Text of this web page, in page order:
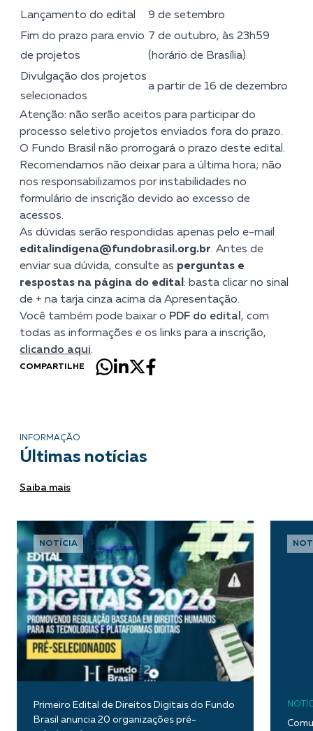
Lançamento do edital
9 de setembro
Fim do prazo para envio
de projetos
7 de outubro, às 23h59
(horário de Brasília)
Divulgação dos projetos
selecionados
a partir de 16 de dezembro
Atenção: não serão aceitos para participar do
processo seletivo projetos enviados fora do prazo.
O Fundo Brasil não prorrogará o prazo deste edital.
Recomendamos não deixar para a última hora; não
nos responsabilizamos por instabilidades no
formulário de inscrição devido ao excesso de
acessos.
As dúvidas serão respondidas apenas pelo e-mail
editalindigena@fundobrasil.org.br. Antes de
enviar sua dúvida, consulte as perguntas e
respostas na página do edital : basta clicar no sinal
de + na tarja cinza acima da Apresentação.
Você também pode baixar o PDF do edital , com
todas as informações e os links para a inscrição,
clicando aqui.
COMPARTILHE
INFORMAÇÃO
Últimas notícias
Saiba mais
NOTÍCIA
Primeiro Edital de Direitos Digitais do Fundo
Brasil anuncia 20 organizações pré-